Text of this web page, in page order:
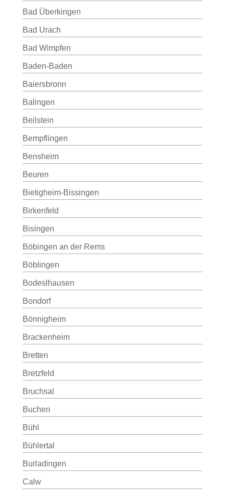
Bad Überkingen
Bad Urach
Bad Wimpfen
Baden-Baden
Baiersbronn
Balingen
Beilstein
Bempflingen
Bensheim
Beuren
Bietigheim-Bissingen
Birkenfeld
Bisingen
Böbingen an der Rems
Böblingen
Bodeslhausen
Bondorf
Bönnigheim
Brackenheim
Bretten
Bretzfeld
Bruchsal
Buchen
Bühl
Bühlertal
Burladingen
Calw